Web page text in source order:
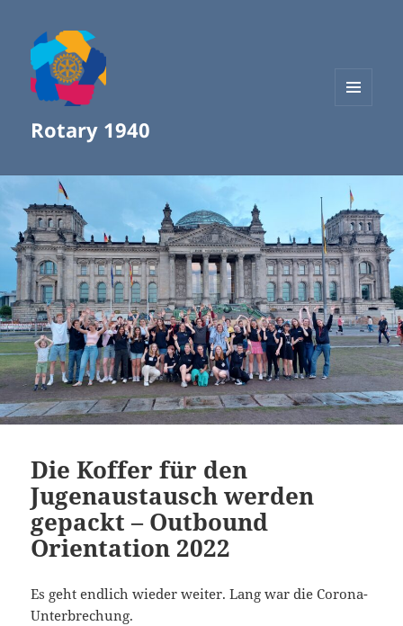
Rotary 1940
Die Koffer für den
Jugenaustausch werden
gepackt – Outbound
Orientation 2022
Es geht endlich wieder weiter. Lang war die Corona-
Unterbrechung.